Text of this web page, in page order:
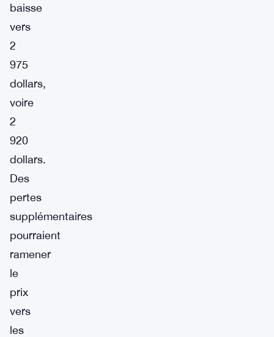
baisse
vers
2
975
dollars,
voire
2
920
dollars.
Des
pertes
supplémentaires
pourraient
ramener
le
prix
vers
les